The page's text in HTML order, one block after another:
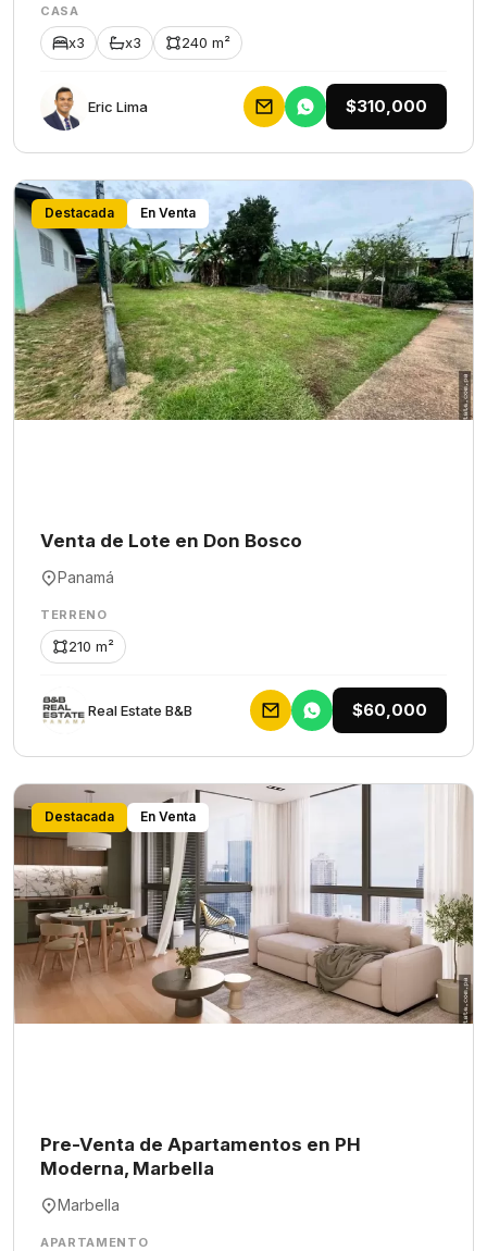
CASA
x3 x3 240 m²
Eric Lima $310,000
Destacada En Venta
Venta de Lote en Don Bosco
Panamá
TERRENO
210 m²
Rеаl Еstаtе В&В $60,000
Destacada En Venta
Pre-Venta de Apartamentos en PH
Moderna, Marbella
Marbella
APARTAMENTO